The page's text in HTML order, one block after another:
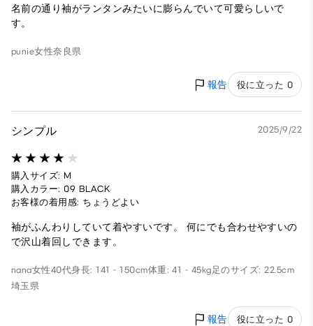
名前の通り袖がランタンみたいに膨らんでいて可愛らしいで
す。
punie女性奈良県
報告 役に立った 0
シンプル 2025/9/22
購入サイズ: M
購入カラー: 09 BLACK
お客様の着用感: ちょうどよい
袖がふんわりしていて着やすいです。 何にでも合わせやすいの
で沢山着回しできます。
nana女性40代身長: 141 - 150cm体重: 41 - 45kg足のサイズ: 22.5cm
埼玉県
報告 役に立った 0